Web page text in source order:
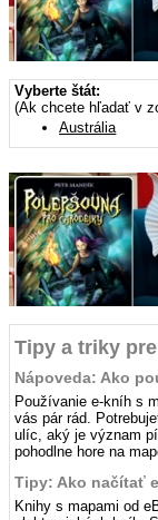
Vyberte štát:
(Ak chcete hľadať v
Austrália
Tipy a triky
Nápoveda: Ako
Používanie e-kníh s
vás pár rád.
ulíc, aký je význam
pohodlne hore na
Tipy: Ako načítať
Knihy s mapami od